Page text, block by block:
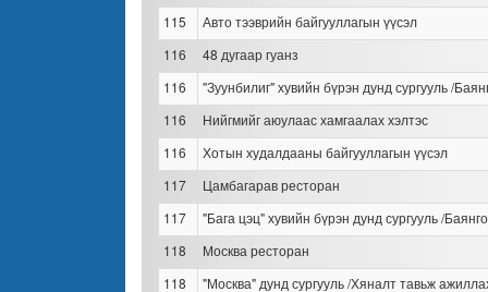
115
Авто тээврийн байгууллагын үүсэл
116
48 дугаар гуанз
116
"Зуунбилиг" хувийн бүрэн дунд сургууль /
116
Нийгмийг аюулаас хамгаалах хэлтэс
116
Хотын худалдааны байгууллагын үүсэл
117
Цамбагарав ресторан
117
"Бага цэц" хувийн бүрэн дунд сургууль /
118
Москва ресторан
118
"Москва" дунд сургууль /Хяналт тавьж